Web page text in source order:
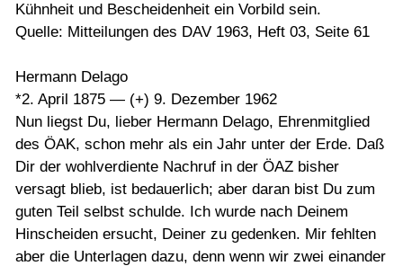
Kühnheit und Bescheidenheit ein Vorbild sein.
Quelle: Mitteilungen des DAV 1963, Heft 03, Seite 61
Hermann Delago
*2. April 1875 — (+) 9. Dezember 1962
Nun liegst Du, lieber Hermann Delago, Ehrenmitglied
des ÖAK, schon mehr als ein Jahr unter der Erde. Daß
Dir der wohlverdiente Nachruf in der ÖAZ bisher
versagt blieb, ist bedauerlich; aber daran bist Du zum
guten Teil selbst schulde. Ich wurde nach Deinem
Hinscheiden ersucht, Deiner zu gedenken. Mir fehlten
aber die Unterlagen dazu, denn wenn wir zwei einander